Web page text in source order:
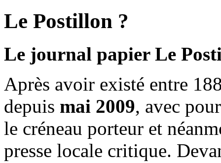
Le Postillon ?
Le journal papier Le
Après avoir existé entre
depuis mai 2009, avec
le créneau porteur et
presse locale critique.